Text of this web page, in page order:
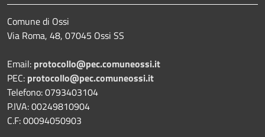
Comune di Ossi
Via Roma, 48, 07045 Ossi SS
Email: protocollo@pec.comuneossi.it
PEC: protocollo@pec.comuneossi.it
Telefono: 0793403104
P.IVA: 00249810904
C.F: 00094050903